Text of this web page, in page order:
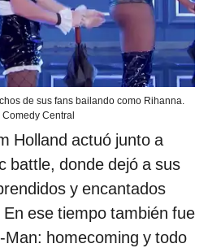
de sus fans bailando como Rihanna.
Comedy Central
Holland actuó junto a
battle, donde dejó a sus
y encantados
ese tiempo también fue
homecoming y todo